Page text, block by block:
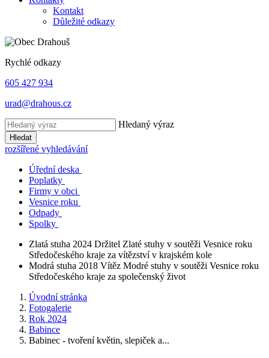
Kontakt
Důležité odkazy
Rychlé odkazy
605 427 934
urad@drahous.cz
Hledaný výraz
Hledat
rozšířené vyhledávání
Úřední deska
Poplatky
Firmy v obci
Vesnice roku
Odpady
Spolky
Zlatá stuha 2024 Držitel Zlaté stuhy v soutěži Vesnice roku
Středočeského kraje za vítězství v krajském kole
Modrá stuha 2018 Vítěz Modré stuhy v soutěži Vesnice roku
Středočeského kraje za společenský život
Úvodní stránka
Fotogalerie
Rok 2024
Babince
Babinec - tvoření květin, slepiček a...